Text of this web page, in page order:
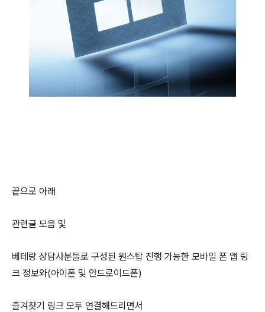
끝으로 아래
관련글 모음 및
베테랑 상담사분들로 구성된 원스탑 진행 가능한 모바일 폰 앱 링
크 정보와(아이폰 및 안드로이드폰)
즐겨찾기 링크 모두 연결해드리면서